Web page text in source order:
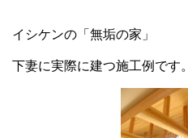
イシケンの「無垢の家」
下妻に実際に建つ施工例です。